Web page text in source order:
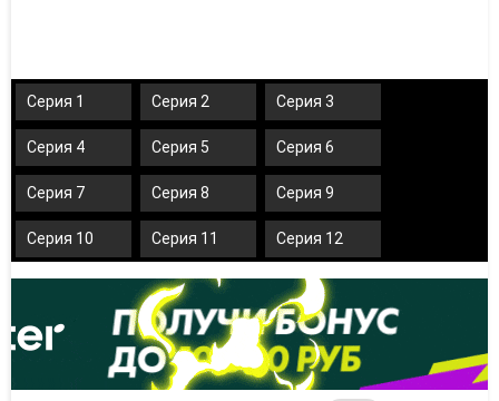
Серия 1 Серия 2 Серия 3
Серия 4 Серия 5 Серия 6
Серия 7 Серия 8 Серия 9
Серия 10 Серия 11 Серия 12